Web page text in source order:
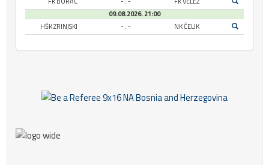
09.08.2026. 21:00
HŠK ZRINJSKI
- : - NK ČELIK